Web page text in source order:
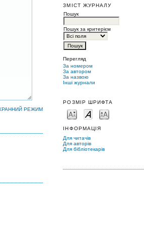
ЗМІСТ ЖУРНАЛУ
Пошук
Пошук за критерієм
Перегляд
За номером
За автором
За назвою
Інші журнали
РОЗМІР ШРИФТА
ІНФОРМАЦІЯ
Для читачів
Для авторів
Для бібліотекарів
РЕЖИМ